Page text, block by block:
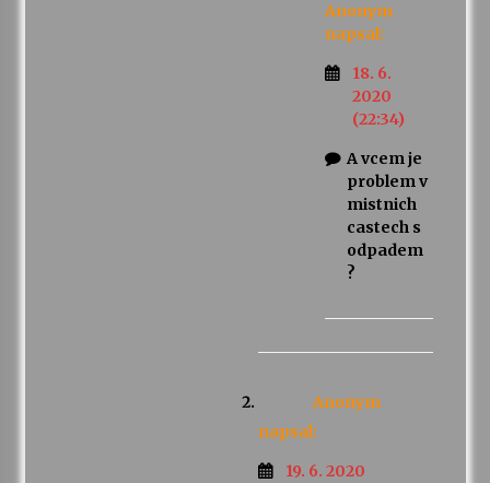
Anonym
napsal:
18. 6.
2020
(22:34)
A vcem je
problem v
mistnich
castech s
odpadem
?
Anonym
napsal:
19. 6. 2020